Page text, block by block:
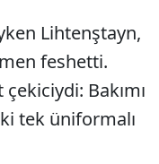
Lihtenştayn,
feshetti.
Bakımı
tek üniformalı